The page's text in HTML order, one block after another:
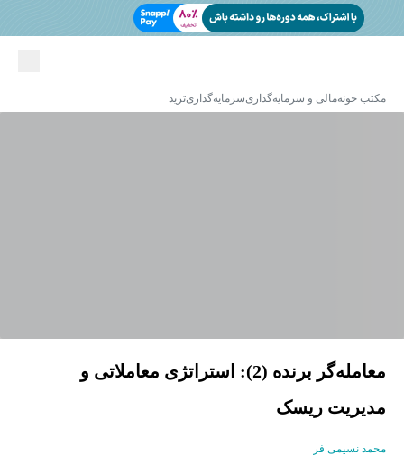
مکتب خونهمالی و سرمایه‌گذاریسرمایه‌گذاریترید
معامله‌گر برنده (2): استراتژی معاملاتی و
مدیریت ریسک
محمد نسیمی فر